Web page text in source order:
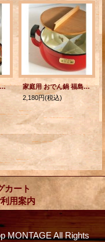
TWINBIRD ミニ天ぷら鍋セット SC-5002 Sunrise Orenge Color
家庭用 おでん鍋 福島琺瑯 K.K. 赤
2,180円(税込)
カート
用案内
MONTAGE All Rights